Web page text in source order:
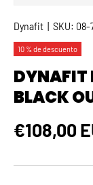
Dynafit SKU: 08-
10 % de descuento
DYNAFIT
BLACK
Precio
€108,00